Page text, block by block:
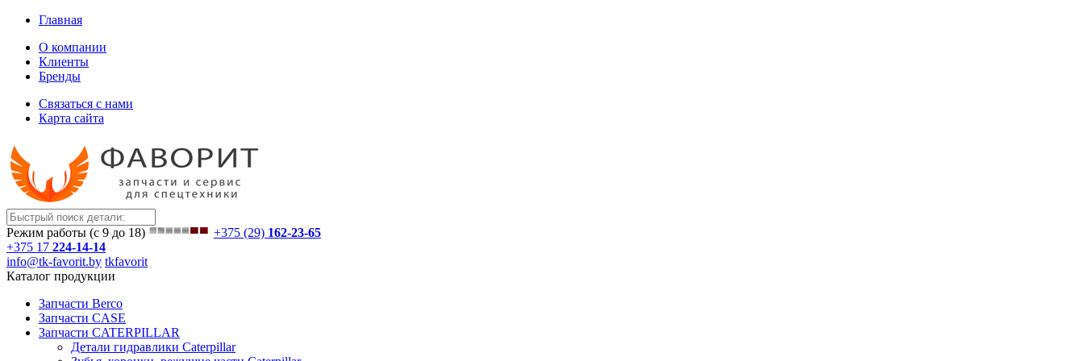
Главная
О компании
Клиенты
Бренды
Связаться с нами
Карта сайта
Режим работы (с 9 до 18) +375 (29) 162-23-65
+375 17 224-14-14
info@tk-favorit.by tkfavorit
Каталог продукции
Запчасти Berco
Запчасти CASE
Запчасти CATERPILLAR
Детали гидравлики Caterpillar